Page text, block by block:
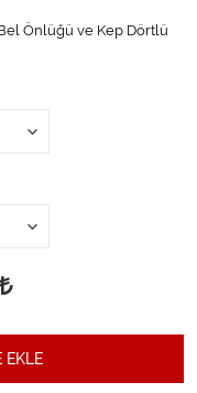
Bel Önlüğü ve Kep Dörtlü
EKLE